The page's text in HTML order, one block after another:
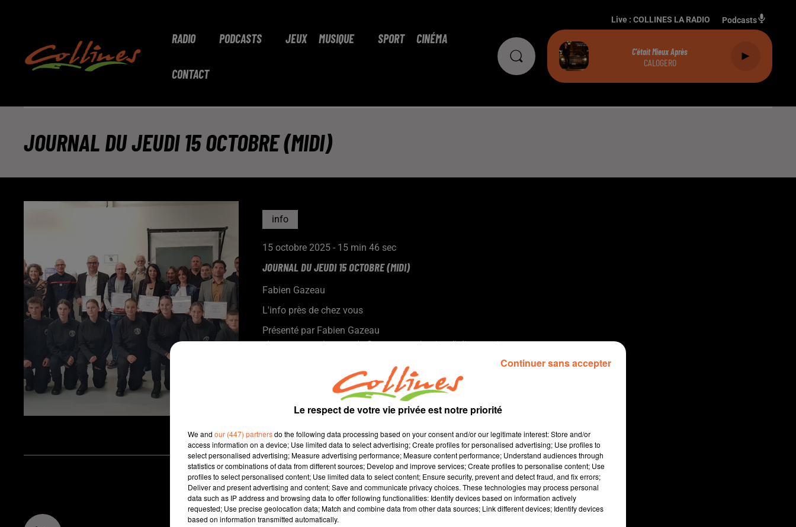
RADIO PODCASTS JEUX MUSIQUE SPORT CINÉMA
CONTACT
Live : COLLINES LA RADIO Podcasts
C'était Mieux Après
CALOGERO
JOURNAL DU JEUDI 15 OCTOBRE (MIDI)
info
15 octobre 2025 - 15 min 46 sec
JOURNAL DU JEUDI 15 OCTOBRE (MIDI)
Fabien Gazeau
L'info près de chez vous
Présenté par Fabien Gazeau
- Le nouveau chateau de Sanzay va sécuriser l'alimentation en
eau potable sur le Nod Deux-Sèvres. Mise en service en 2027
- Retour ce midi sur la journée nationale de la résilience, au
lycée De-Vinci à Bressuire (photo)
- A l'heure de passer à table, on évoque la semaine du goût à
travers la cuisine centrale de Terves qui confectionne 1.200
repas par jour.
- Une collecte pour l'Ukraine est organisée vendredi et samedi à
Cerizay.
- Sur le Thouarsais, une conseillère numérique au soutien des
habitants qui éprouvent des difficultés. Depuis 4 ans, elle a déjà
aidé 3.000 personnes
Le respect de votre vie privée est notre priorité
We and our (447) partnersdo the following data processing based on your consent and/or our legitimate interest: Store and/or
access information on a device; Use limited data to select advertising; Create profiles for personalised advertising; Use profiles to
select personalised advertising; Measure advertising performance; Measure content performance; Understand audiences through
statistics or combinations of data from different sources; Develop and improve services; Create profiles to personalise content; Use
profiles to select personalised content; Use limited data to select content; Ensure security, prevent and detect fraud, and fix errors;
Deliver and present advertising and content; Save and communicate privacy choices. These technologies may process personal
data such as IP address and browsing data to offer following functionalities: Identify devices based on information actively
requested; Use precise geolocation data; Match and combine data from other data sources; Link different devices; Identify devices
based on information transmitted automatically.
Continuer sans accepter